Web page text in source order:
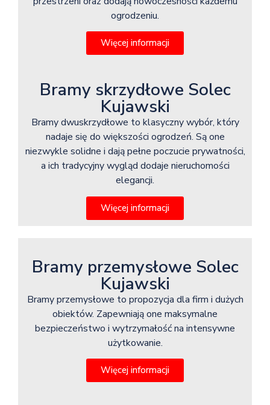
ogrodzeniu.
Więcej informacji
Bramy skrzydłowe Solec
Kujawski
Bramy dwuskrzydłowe to klasyczny wybór, który
nadaje się do większości ogrodzeń. Są one
niezwykle solidne i dają pełne poczucie prywatności,
a ich tradycyjny wygląd dodaje nieruchomości
elegancji.
Więcej informacji
Bramy przemysłowe Solec
Kujawski
Bramy przemysłowe to propozycja dla firm i dużych
obiektów. Zapewniają one maksymalne
bezpieczeństwo i wytrzymałość na intensywne
użytkowanie.
Więcej informacji